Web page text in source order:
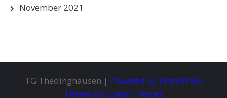
November 2021
TG Thedinghausen | Powered by WordPress
Theme by Grace Themes